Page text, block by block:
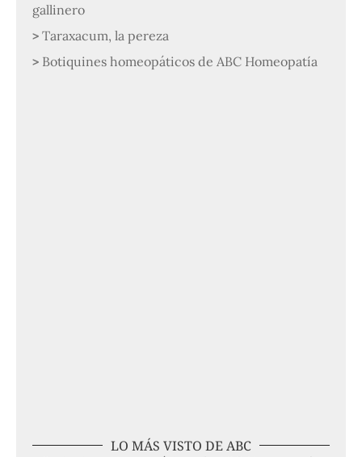
gallinero
Taraxacum, la pereza
Botiquines homeopáticos de ABC Homeopatía
LO MÁS VISTO DE ABC